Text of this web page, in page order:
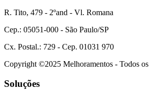
R. Tito, 479 - 2ºand - Vl. Romana
Cep.: 05051-000 - São Paulo/SP
Cx. Postal.: 729 - Cep. 01031 970
Copyright ©2025 Melhoramentos - Todos os
Soluções